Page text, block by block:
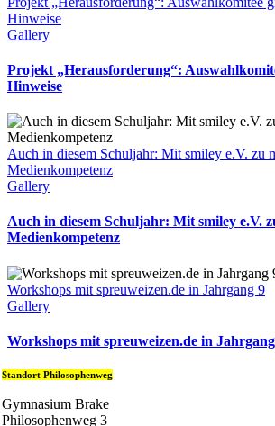
Hinweise
Gallery
Projekt „Herausforderung“:
Hinweise
Auch in diesem Schuljahr: Mit smiley e.V. zu
Medienkompetenz
Gallery
Auch in diesem Schuljahr: Mit smiley e.V.
Medienkompetenz
Workshops mit spreuweizen.de in Jahrgang 9
Gallery
Workshops mit spreuweizen.de in
Standort Philosophenweg
Gymnasium Brake
Philosophenweg 3